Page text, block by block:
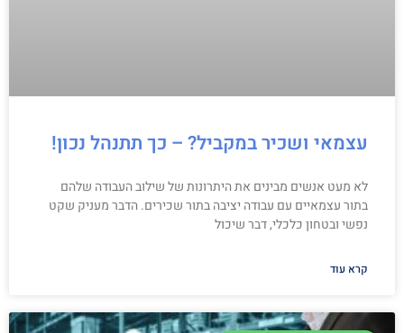
עצמאי ושכיר במקביל? – כך תתנהל נכון!
לא מעט אנשים מבינים את היתרונות של שילוב העבודה שלהם
בתור עצמאיים עם עבודה יציבה בתור שכירים. הדבר מעניק שקט
נפשי ובטחון כלכלי, דבר שיכול
קרא עוד